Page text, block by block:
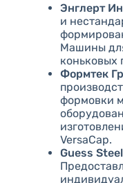
Энглерт
и
Машины
коньковых
Формтек
формовки
VersaCap.
Guess